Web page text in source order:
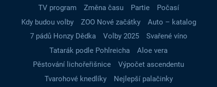
TV program
Změna času Partie
Počasí
Kdy budou volby
ZOO Nové začátky
Auto – katalog
7 pádů Honzy Dědka
Volby 2025
Svařené víno
Tatarák podle Pohlreicha
Aloe vera
Pěstování lichořeřišnice
Výpočet ascendentu
Tvarohové knedlíky
Nejlepší palačinky